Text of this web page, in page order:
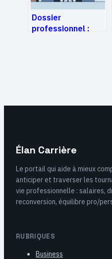
Dossier
professionnel :
Élan Carrière
Le portail qui aide à mieux
anticiper et traverser les
vie professionnelle : salaires,
reconversion, équilibre pro/
RUBRIQUES
Business